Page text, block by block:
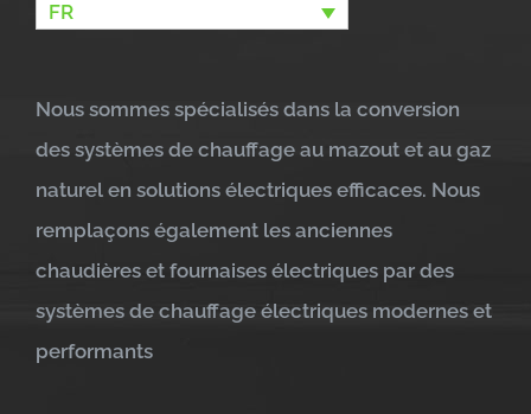
FR
Nous sommes spécialisés dans la conversion
des systèmes de chauffage au mazout et au gaz
naturel en solutions électriques efficaces. Nous
remplaçons également les anciennes
chaudières et fournaises électriques par des
systèmes de chauffage électriques modernes et
performants